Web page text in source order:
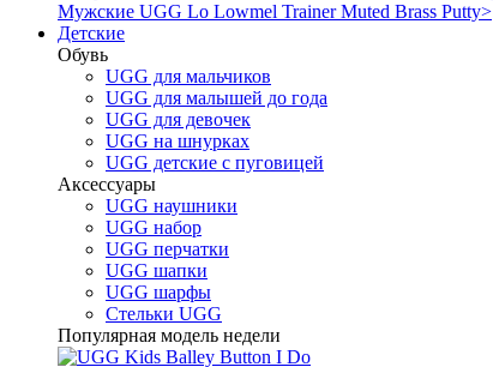
Мужские UGG Lo Lowmel Trainer Muted Brass Putty>
Детские
Обувь
UGG для мальчиков
UGG для малышей до года
UGG для девочек
UGG на шнурках
UGG детские с пуговицей
Аксессуары
UGG наушники
UGG набор
UGG перчатки
UGG шапки
UGG шарфы
Стельки UGG
Популярная модель недели